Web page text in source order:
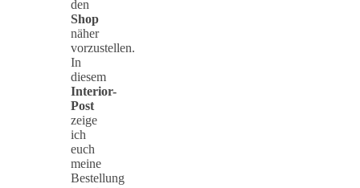
den
Shop
näher
vorzustellen.
In
diesem
Interior-
Post
zeige
ich
euch
meine
Bestellung